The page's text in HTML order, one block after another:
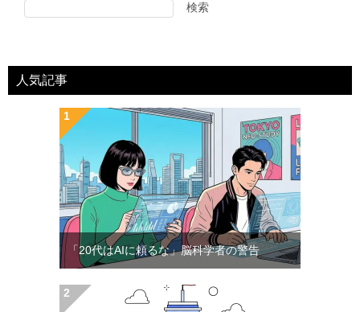
検索
人気記事
「20代はAIに頼るな」脳科学者の警告